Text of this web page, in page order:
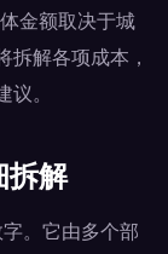
金额取决于城
拆解各项成本，
。
拆解
。它由多个部